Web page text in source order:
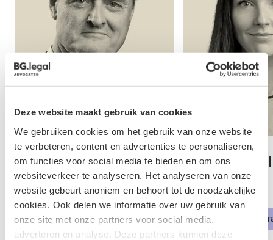
Deze website maakt gebruik van cookies
We gebruiken cookies om het gebruik van onze website
te verbeteren, content en advertenties te personaliseren,
om functies voor social media te bieden en om ons
websiteverkeer te analyseren. Het analyseren van onze
website gebeurt anoniem en behoort tot de noodzakelijke
cookies. Ook delen we informatie over uw gebruik van
onze site met onze partners voor social media,
adverteren en analyse. Deze partners kunnen deze
Marc Heuvelmans
Advocaat
Geschillenbeslechting
Irene de Mol
Schijndel
Advocaat
Commerciële